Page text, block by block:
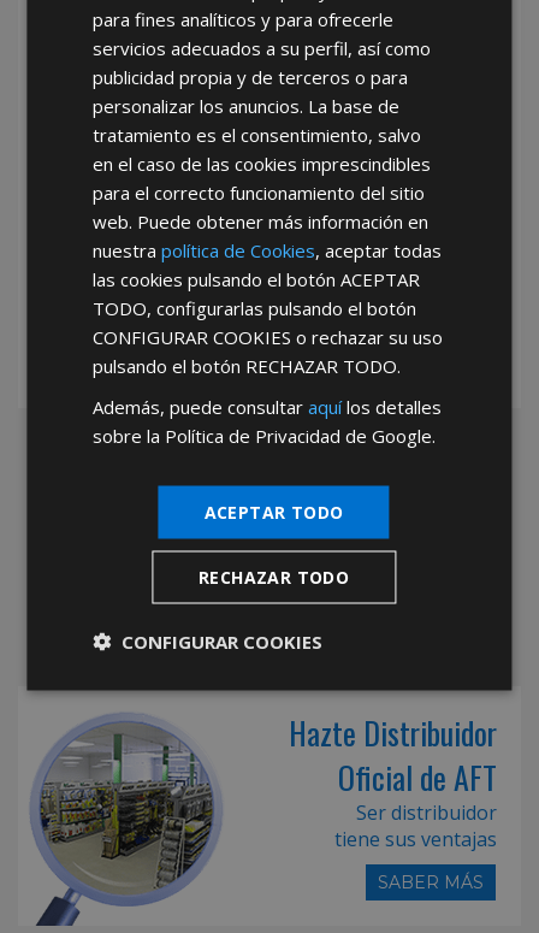
He leído y acepto la Política de Privacidad
*Abstenerse particulares, sólo venta a tiendas y empresas minoristas y
Hazte Distribuidor
Oficial de AFT
Ser distribuidor
tiene sus ventajas
SABER MÁS
para fines analíticos y para ofrecerle
servicios adecuados a su perfil, así como
publicidad propia y de terceros o para
personalizar los anuncios. La base de
tratamiento es el consentimiento, salvo
en el caso de las cookies imprescindibles
para el correcto funcionamiento del sitio
web. Puede obtener más información en
nuestrapolítica de Cookies, aceptar todas
las cookies pulsando el botónACEPTAR
TODO, configurarlas pulsando el botón
CONFIGURAR COOKIES o rechazar su uso
pulsando el botón RECHAZAR TODO.
Además, puede consultaraquílos detalles
sobre la Política de Privacidad de Google.
ACEPTAR TODO
RECHAZAR TODO
CONFIGURAR COOKIES